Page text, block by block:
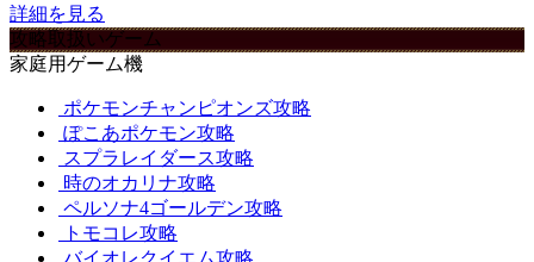
詳細を見る
攻略取扱いゲーム
家庭用ゲーム機
ポケモンチャンピオンズ攻略
ぽこあポケモン攻略
スプラレイダース攻略
時のオカリナ攻略
ペルソナ4ゴールデン攻略
トモコレ攻略
バイオレクイエム攻略